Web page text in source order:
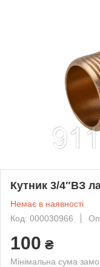
Кутник 3/4″ВЗ
Немає в наявності
Код: 000030966
100 ₴
Мінімальна сума